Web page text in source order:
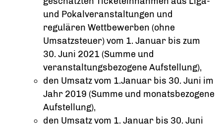
und Pokalveranstaltungen und
regulären Wettbewerben (ohne
Umsatzsteuer) vom 1. Januar bis zum
30. Juni 2021 (Summe und
veranstaltungsbezogene Aufstellung),
den Umsatz vom 1.Januar bis 30. Juni im
Jahr 2019 (Summe und monatsbezogene
Aufstellung),
den Umsatz vom 1. Januar bis 30. Juni